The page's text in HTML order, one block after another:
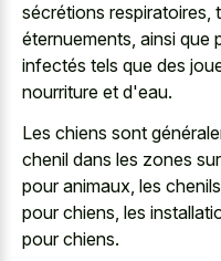
sécrétions respiratoires,
éternuements, ainsi que
infectés tels que des
nourriture et d'eau.
Les chiens sont
chenil dans les zones
pour animaux, les
pour chiens, les
pour chiens.